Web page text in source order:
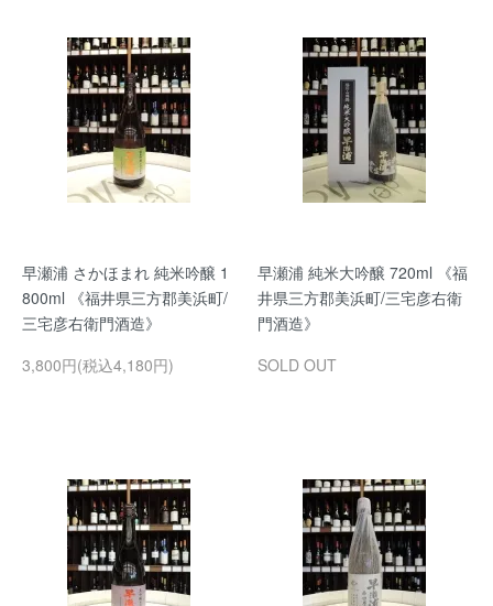
早瀬浦 さかほまれ 純米吟醸 1
800ml 《福井県三方郡美浜町/
三宅彦右衛門酒造》
3,800円(税込4,180円)
早瀬浦 純米大吟醸 720ml 《福
井県三方郡美浜町/三宅彦右衛
門酒造》
SOLD OUT